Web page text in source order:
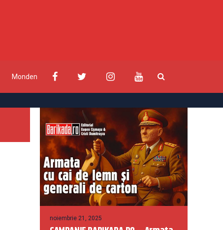
Monden
noiembrie 21, 2025